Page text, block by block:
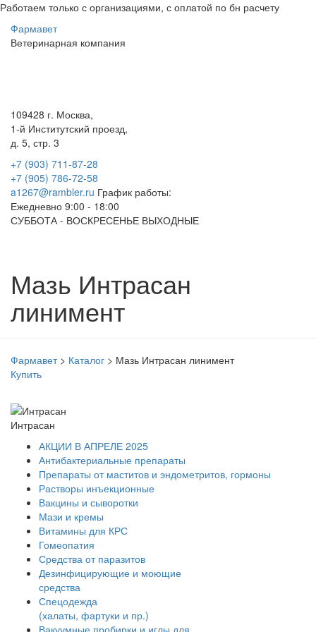
Работаем только с организациями, с оплатой по бн расчету
Фармавет
Ветеринарная компания
109428 г. Москва,
1-й Институтский проезд,
д. 5, стр. 3
+7 (903) 711-87-28
+7 (905) 786-72-58
a1267@rambler.ru График работы:
Ежедневно 9:00 - 18:00
СУББОТА - ВОСКРЕСЕНЬЕ ВЫХОДНЫЕ
Мазь Интрасан
линимент
Фармавет> Каталог > Мазь Интрасан линимент
Купить
Интрасан
АКЦИИ В АПРЕЛЕ 2025
Антибактериальные препараты
Препараты от маститов и эндометритов, гормоны
Растворы инъекционные
Вакцины и сыворотки
Мази и кремы
Витамины для КРС
Гомеопатия
Средства от паразитов
Дезинфицирующие и моющие
средства
Спецодежда
(халаты, фартуки и пр.)